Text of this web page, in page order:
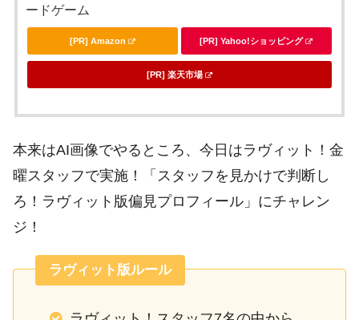
ードゲーム
[PR] Amazon [PR] Yahoo!ショッピング
[PR] 楽天市場
本来はAI画像でやるところ、今日はラヴィット！金
曜スタッフで実施！「スタッフを見かけで判断し
ろ！ラヴィット版偏見プロフィール」にチャレン
ジ！
ラヴィット版ルール